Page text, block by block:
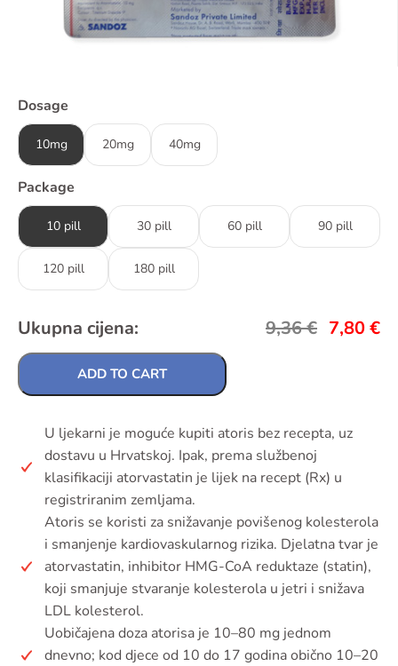
Dosage
10mg 20mg 40mg
Package
10 pill 30 pill 60 pill 90 pill
120 pill 180 pill
Ukupna cijena: 9,36€ 7,80€
ADD TO CART
U ljekarni je moguće kupiti atoris bez recepta, uz
dostavu u Hrvatskoj. Ipak, prema službenoj
klasifikaciji atorvastatin je lijek na recept (Rx) u
registriranim zemljama.
Atoris se koristi za snižavanje povišenog kolesterola
i smanjenje kardiovaskularnog rizika. Djelatna tvar je
atorvastatin, inhibitor HMG-CoA reduktaze (statin),
koji smanjuje stvaranje kolesterola u jetri i snižava
LDL kolesterol.
Uobičajena doza atorisa je 10–80 mg jednom
dnevno; kod djece od 10 do 17 godina obično 10–20